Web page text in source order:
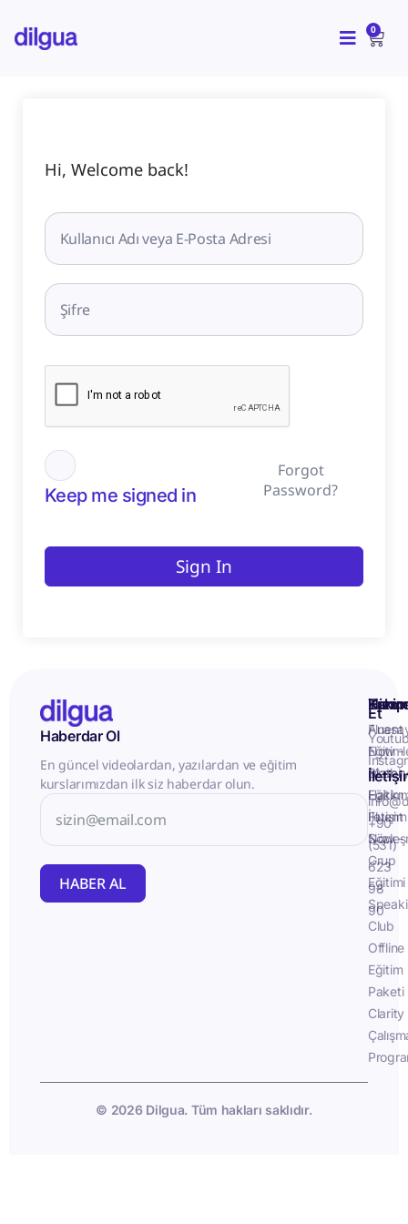
atla
0
Hi, Welcome back!
Keep me signed in
Forgot
Password?
Sign In
Haberdar Ol
En güncel videolardan, yazılardan ve eğitim
kurslarımızdan ilk siz haberdar olun.
HABER AL
İletişim
Fluent
Now -
Birebir
Eğitim
Fluent
Now -
Grup
Eğitimi
Club
Offline
Eğitim
Paketi
Clarity
Takip
Et
+90
(531)
623
98
90
© 2026 Dilgua. Tüm hakları saklıdır.